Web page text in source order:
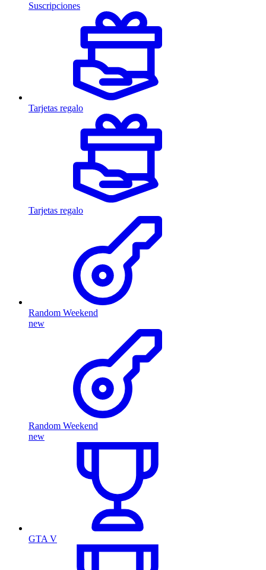
Suscripciones
Tarjetas regalo
Tarjetas regalo
Random Weekend
new
Random Weekend
new
GTA V